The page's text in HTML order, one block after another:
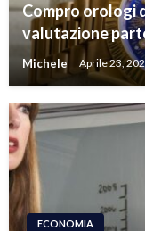
Compro orologi
valutazione
Michele Aprile 23,
ECONOMIA